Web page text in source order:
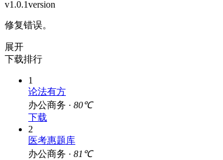
v1.0.1version
修复错误。
展开
下载排行
1
论法有方
办公商务 · 80℃
下载
2
医考惠题库
办公商务 · 81℃